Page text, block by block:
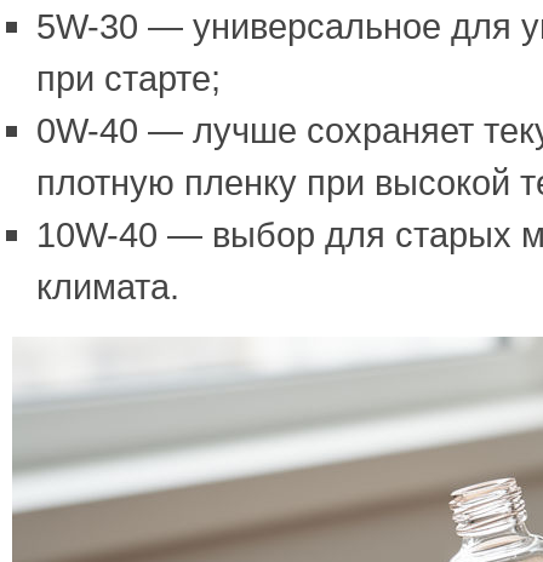
5W-30 — универсальное для
при старте;
0W-40 — лучше сохраняет
плотную пленку при высокой
10W-40 — выбор для старых
климата.